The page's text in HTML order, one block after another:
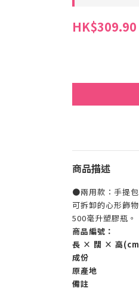
HK$309.90
商品描述
●兩用款：手提
可拆卸的心形飾
500毫升塑膠瓶。
商品編號：
長 × 闊 × 高
成份
原產地
備註